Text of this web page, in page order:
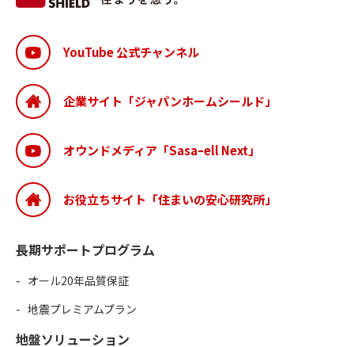
YouTube 公式チャンネル
企業サイト「ジャパンホームシールド」
オウンドメディア「Sasaｰell Next」
お役立ちサイト「住まいの安心研究所」
長期サポートプログラム
オール20年品質保証
地震プレミアムプラン
地盤ソリューション